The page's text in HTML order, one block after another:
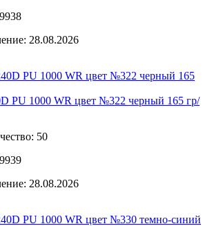
28.08.2026
PU 1000 WR цвет №322 черный 165 гр/
50
28.08.2026